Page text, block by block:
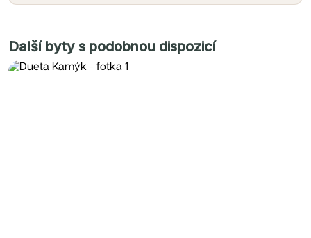
Další byty s podobnou dispozicí